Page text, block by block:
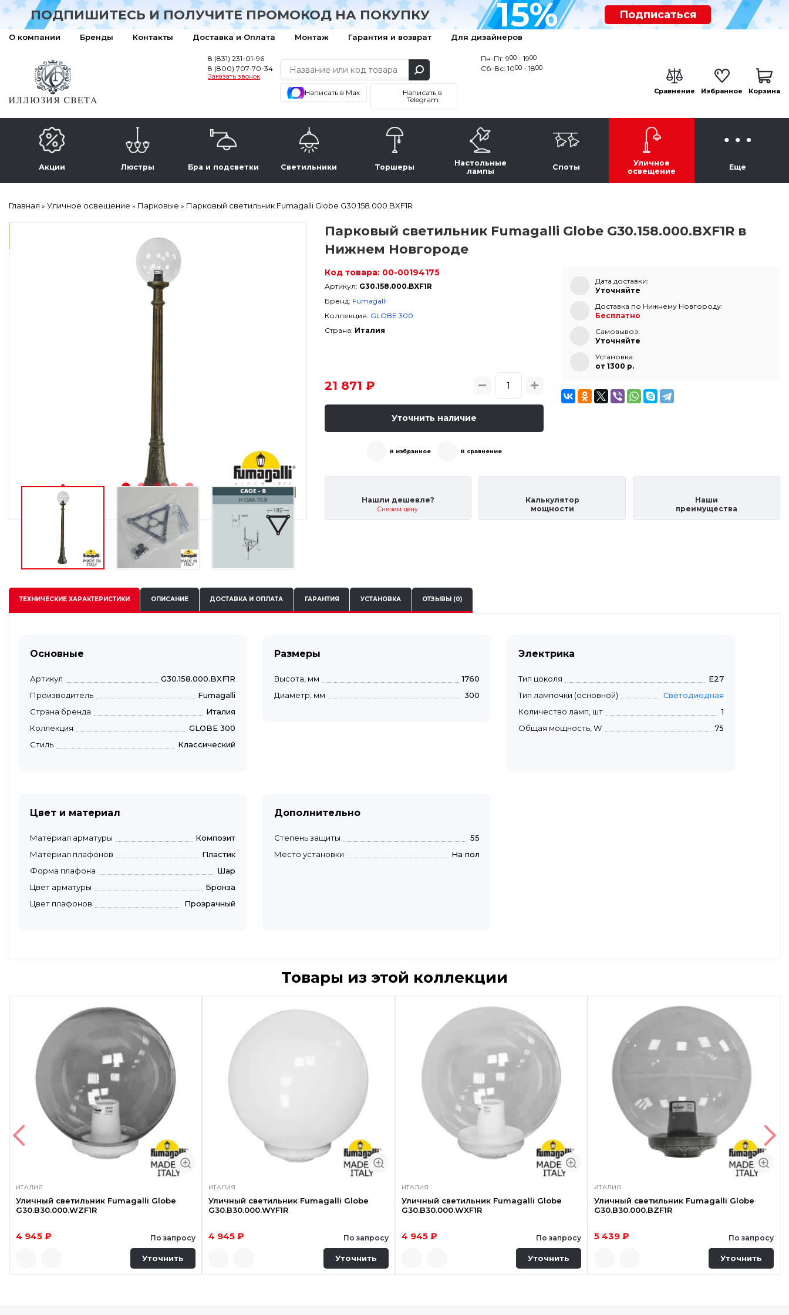
ПОДПИШИТЕСЬ И ПОЛУЧИТЕ ПРОМОКОД НА ПОКУПКУ 15% Подписаться
О компании Бренды Контакты Доставка и Оплата Монтаж Гарантия и возврат Для дизайнеров
8 (831) 231-01-96
8 (800) 707-70-34
Заказать звонок
Написать в Max
Написать в
Telegram
Пн-Пт: 900 - 1900
Сб-Вс: 1000 - 1800
Сравнение Избранное Корзина
Акции Люстры Бра и подсветки Светильники Торшеры
Настольные
лампы
Споты
Уличное
освещение
Еще
Главная » Уличное освещение » Парковые » Парковый светильник Fumagalli Globe G30.158.000.BXF1R
Парковый светильник Fumagalli Globe G30.158.000.BXF1R в
Нижнем Новгороде
Код товара: 00-00194175
Артикул: G30.158.000.BXF1R
Бренд: Fumagalli
Коллекция: GLOBE 300
Страна: Италия
21 871 ₽
Уточнить наличие
В избранное В сравнение
Дата доставки:
Уточняйте
Доставка по Нижнему Новгороду:
Бесплатно
Самовывоз:
Уточняйте
Установка:
от 1300 p.
Нашли дешевле?
Снизим цену
Калькулятор
мощности
Наши
преимущества
ТЕХНИЧЕСКИЕХАРАКТЕРИСТИКИ ОПИСАНИЕ ДОСТАВКА И ОПЛАТА ГАРАНТИЯ УСТАНОВКА ОТЗЫВЫ (0)
Основные
Артикул
G30.158.000.BXF1R
Производитель
Fumagalli
Страна бренда
Италия
Коллекция
GLOBE 300
Стиль
Классический
Размеры
Высота, мм
1760
Диаметр, мм
300
Электрика
Тип цоколя
E27
Тип лампочки (основной)
Светодиодная
Количество ламп, шт
1
Общая мощность, W
75
Цвет и материал
Материал арматуры
Композит
Материал плафонов
Пластик
Форма плафона
Шар
Цвет арматуры
Бронза
Цвет плафонов
Прозрачный
Дополнительно
Степень защиты
55
Место установки
На пол
Товары из этой коллекции
ИТАЛИЯ
Уличный светильник Fumagalli Globe
G30.B30.000.WZF1R
4 945 ₽ По запросу
Уточнить
ИТАЛИЯ
Уличный светильник Fumagalli Globe
G30.B30.000.WYF1R
4 945 ₽ По запросу
Уточнить
ИТАЛИЯ
Уличный светильник Fumagalli Globe
G30.B30.000.WXF1R
4 945 ₽ По запросу
Уточнить
ИТАЛИЯ
Уличный светильник Fumagalli Globe
G30.B30.000.BZF1R
5 439 ₽ По запросу
Уточнить
Быстрый просмотр Быстрый просмотр